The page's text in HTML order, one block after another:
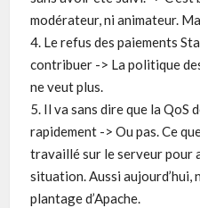
modérateur, ni animateur.
4. Le refus des paiements
contribuer -> La politique
ne veut plus.
5. Il va sans dire que la QoS
rapidement -> Ou pas. Ce
travaillé sur le serveur pour
situation. Aussi aujourd’hui,
plantage d’Apache.